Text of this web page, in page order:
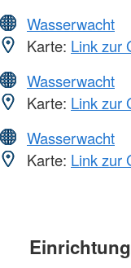
Wasserwacht
Karte: Link zur
Wasserwacht
Karte: Link zur
Wasserwacht
Karte: Link zur